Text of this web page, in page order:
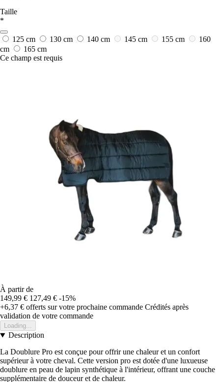
Taille
*
125 cm 130 cm 140 cm 145 cm 155 cm
160
cm
165 cm
Ce champ est requis
À partir de
149,99 € 127,49 € -15%
+6,37 € offerts sur votre prochaine commande Crédités après
validation de votre commande
Loading...
Description
La Doublure Pro est conçue pour offrir une chaleur et un confort
supérieur à votre cheval. Cette version pro est dotée d'une luxueuse
doublure en peau de lapin synthétique à l'intérieur, offrant une couche
supplémentaire de douceur et de chaleur.